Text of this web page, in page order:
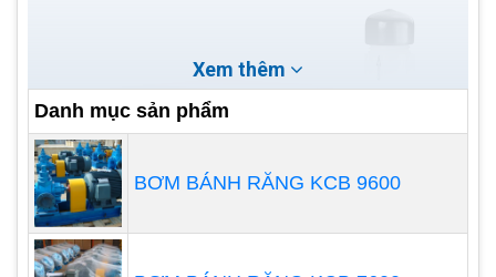
Xem thêm
Danh mục sản phẩm
BƠM BÁNH RĂNG KCB 9600